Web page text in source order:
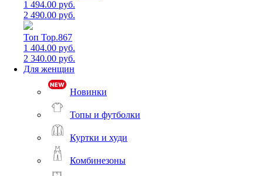
1 494.00 руб.
2 490.00 руб.
Топ Top.867
1 404.00 руб.
2 340.00 руб.
Для женщин
Новинки
Топы и футболки
Куртки и худи
Комбинезоны